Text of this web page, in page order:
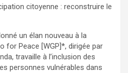
citoyenne : reconstruire le
un élan nouveau à la
for Peace [WGP]*, dirigée par
travaille à l’inclusion des
personnes vulnérables dans